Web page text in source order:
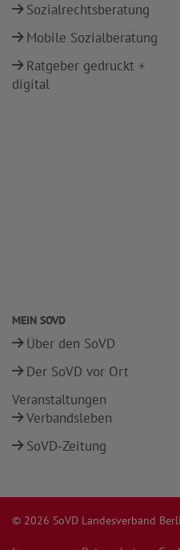
Sozialrechtsberatung
Mobile Sozialberatung
Ratgeber gedruckt +
digital
MEIN SOVD
Über den SoVD
Der SoVD vor Ort
Veranstaltungen
Verbandsleben
SoVD-Zeitung
© 2026 SoVD Landesverband